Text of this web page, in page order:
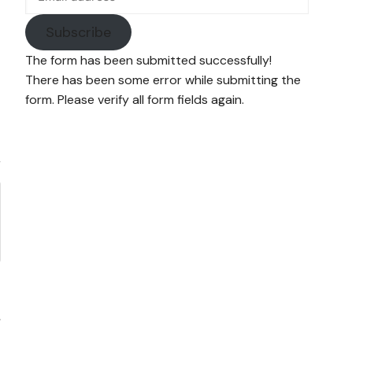
Subscribe
The form has been submitted successfully!
There has been some error while submitting the
form. Please verify all form fields again.